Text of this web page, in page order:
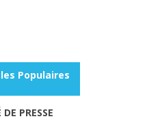
Populaires
PRESSE